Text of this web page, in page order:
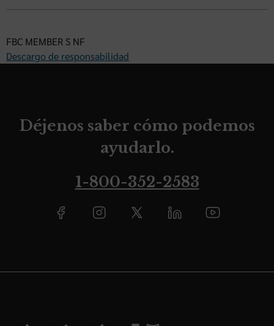
FBC MEMBER S NF
Descargo de responsabilidad
Déjenos saber cómo podemos
ayudarlo.
1-800-352-2583